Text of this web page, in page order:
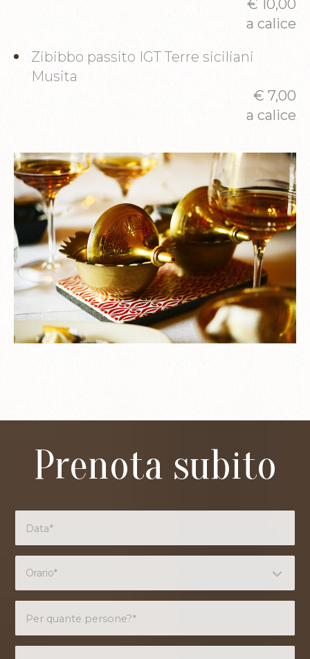
€ 10,00
a calice
Zibibbo passito IGT Terre siciliani
Musita
€ 7,00
a calice
Prenota subito